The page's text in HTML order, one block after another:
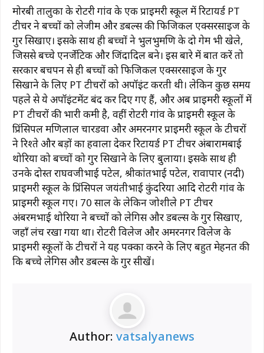
मोरबी तालुका के रोटरी गांव के एक प्राइमरी स्कूल में रिटायर्ड PT
टीचर ने बच्चों को लेजीम और डबल्स की फिजिकल एक्सरसाइज के
गुर सिखाए। इसके साथ ही बच्चों ने भुलभुमणि के दो गेम भी खेले,
जिससे बच्चे एनर्जेटिक और जिंदादिल बने। इस बारे में बात करें तो
सरकार बचपन से ही बच्चों को फिजिकल एक्सरसाइज के गुर
सिखाने के लिए PT टीचरों को अपॉइंट करती थी। लेकिन कुछ समय
पहले से ये अपॉइंटमेंट बंद कर दिए गए हैं, और अब प्राइमरी स्कूलों में
PT टीचरों की भारी कमी है, वहीं रोटरी गांव के प्राइमरी स्कूल के
प्रिंसिपल मणिलाल चारडवा और अमरनगर प्राइमरी स्कूल के टीचरों
ने रिश्ते और बड़ों का हवाला देकर रिटायर्ड PT टीचर अंबारामबाई
थोरिया को बच्चों को गुर सिखाने के लिए बुलाया। इसके साथ ही
उनके दोस्त राघवजीभाई पटेल, श्रीकांतभाई पटेल, रावापार (नदी)
प्राइमरी स्कूल के प्रिंसिपल जयंतीभाई कुंदरिया आदि रोटरी गांव के
प्राइमरी स्कूल गए। 70 साल के लेकिन जोशीले PT टीचर
अंबरमभाई थोरिया ने बच्चों को लेगिस और डबल्स के गुर सिखाए,
जहाँ लंच रखा गया था। रोटरी विलेज और अमरनगर विलेज के
प्राइमरी स्कूलों के टीचरों ने यह पक्का करने के लिए बहुत मेहनत की
कि बच्चे लेगिस और डबल्स के गुर सीखें।
Author: vatsalyanews